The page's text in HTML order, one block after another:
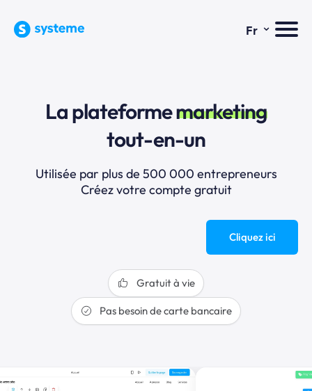
Fr ⌄
La plateformemarketing
tout-en-un
Utilisée par plus de 500 000 entrepreneurs
Créez votre compte gratuit
Cliquez ici
Gratuit à vie
Pas besoin de carte bancaire